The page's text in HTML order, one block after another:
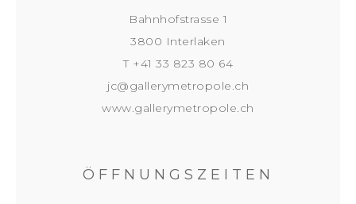
Bahnhofstrasse 1
3800 Interlaken
T +41 33 823 80 64
jc@gallerymetropole.ch
www.gallerymetropole.ch
ÖFFNUNGSZEITEN